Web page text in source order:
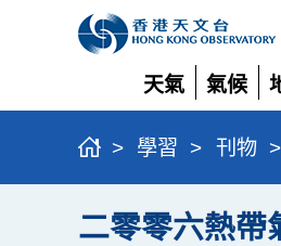
天氣
展
開
氣候
展
開
開
> 學習 > 刊物 >
二零零六熱帶